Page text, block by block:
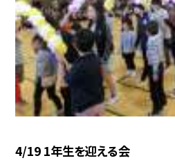
4/19 1年生を迎える会